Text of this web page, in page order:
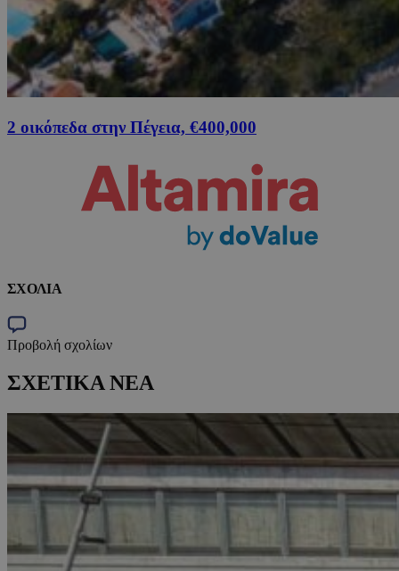
2 οικόπεδα στην Πέγεια, €400,000
ΣΧΟΛΙΑ
Προβολή σχολίων
ΣΧΕΤΙΚΑ ΝΕΑ